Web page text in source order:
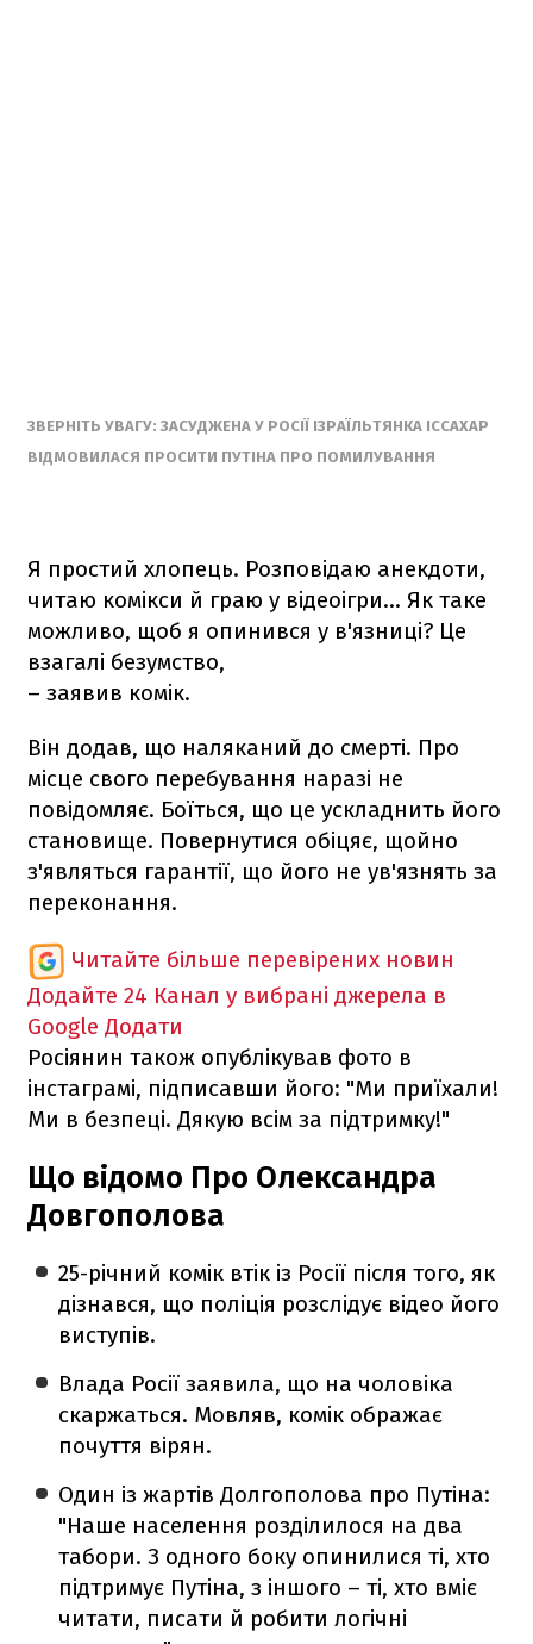
ЗВЕРНІТЬ УВАГУ: ЗАСУДЖЕНА У РОСІЇ ІЗРАЇЛЬТЯНКА ІССАХАР
ВІДМОВИЛАСЯ ПРОСИТИ ПУТІНА ПРО ПОМИЛУВАННЯ
Я простий хлопець. Розповідаю анекдоти,
читаю комікси й граю у відеоігри… Як таке
можливо, щоб я опинився у в'язниці? Це
взагалі безумство,
– заявив комік.
Він додав, що наляканий до смерті. Про
місце свого перебування наразі не
повідомляє. Боїться, що це ускладнить його
становище. Повернутися обіцяє, щойно
з'являться гарантії, що його не ув'язнять за
переконання.
Читайте більше перевірених новин
Додайте 24 Канал у вибрані джерела в
Google Додати
Росіянин також опублікував фото в
інстаграмі, підписавши його: "Ми приїхали!
Ми в безпеці. Дякую всім за підтримку!"
Що відомо Про Олександра
Довгополова
25-річний комік втік із Росії після того, як
дізнався, що поліція розслідує відео його
виступів.
Влада Росії заявила, що на чоловіка
скаржаться. Мовляв, комік ображає
почуття вірян.
Один із жартів Долгополова про Путіна:
"Наше населення розділилося на два
табори. З одного боку опинилися ті, хто
підтримує Путіна, з іншого – ті, хто вміє
читати, писати й робити логічні